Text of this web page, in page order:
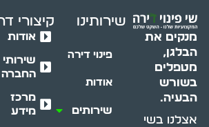
מנקים את
הבלגן,
מטפלים
בשורש
הבעיה.
אצלנו בשי
שירותינו
פינוי דירה
אודות
שירותים
קיצורי
אודות
שירותי
החברה
מרכז
מידע